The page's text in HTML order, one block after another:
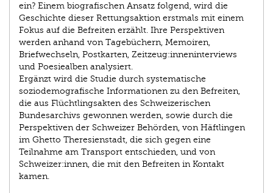
ein? Einem biografischen Ansatz folgend, wird die
Geschichte dieser Rettungsaktion erstmals mit einem
Fokus auf die Befreiten erzählt. Ihre Perspektiven
werden anhand von Tagebüchern, Memoiren,
Briefwechseln, Postkarten, Zeitzeug:inneninterviews
und Poesiealben analysiert.
Ergänzt wird die Studie durch systematische
soziodemografische Informationen zu den Befreiten,
die aus Flüchtlingsakten des Schweizerischen
Bundesarchivs gewonnen werden, sowie durch die
Perspektiven der Schweizer Behörden, von Häftlingen
im Ghetto Theresienstadt, die sich gegen eine
Teilnahme am Transport entschieden, und von
Schweizer:innen, die mit den Befreiten in Kontakt
kamen.